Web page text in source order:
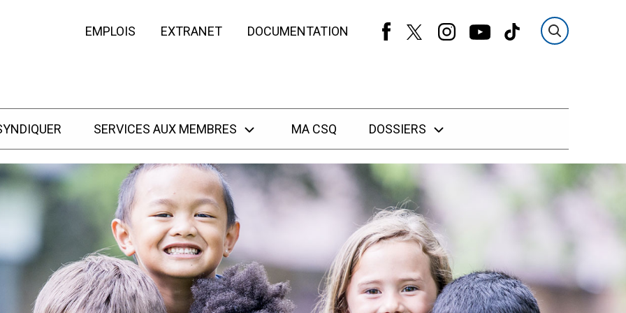
EMPLOIS EXTRANET DOCUMENTATION
SERVICES AUX MEMBRES MA CSQ DOSSIERS